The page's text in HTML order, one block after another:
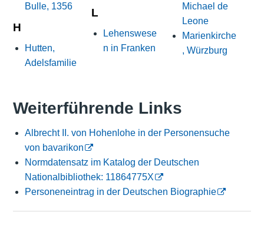
Bulle, 1356
H
Hutten,
Adelsfamilie
L
Lehenswese
n in Franken
Michael de
Leone
Marienkirche
, Würzburg
Weiterführende Links
Albrecht II. von Hohenlohe in der Personensuche
von bavarikon
Normdatensatz im Katalog der Deutschen
Nationalbibliothek: 11864775X
Personeneintrag in der Deutschen Biographie